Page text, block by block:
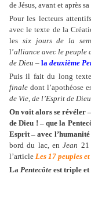
de Jésus, avant et après
Pour les lecteurs
avec le texte de la
les six jours de la
l’alliance avec le peuple
de Dieu – la deuxième
Puis il fait du long texte
finale dont l’apothéose
de Vie, de l’Esprit de Dieu
On voit alors se révéler
de Dieu ! – que la
Esprit – avec
bord du lac, enJean
l’article Les 17 peuples
La Pentecôte est triple